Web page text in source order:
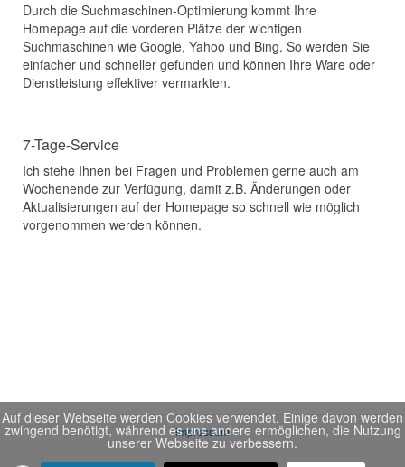
Durch die Suchmaschinen-Optimierung kommt Ihre
Homepage auf die vorderen Plätze der wichtigen
Suchmaschinen wie Google, Yahoo und Bing. So werden Sie
einfacher und schneller gefunden und können Ihre Ware oder
Dienstleistung effektiver vermarkten.
7-Tage-Service
Ich stehe Ihnen bei Fragen und Problemen gerne auch am
Wochenende zur Verfügung, damit z.B. Änderungen oder
Aktualisierungen auf der Homepage so schnell wie möglich
vorgenommen werden können.
Impressum
Auf dieser Webseite werden Cookies verwendet. Einige davon werden
zwingend benötigt, während es uns andere ermöglichen, die Nutzung
unserer Webseite zu verbessern.